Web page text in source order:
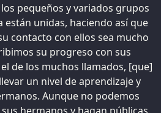
pequeños y variados grupos
unidas, haciendo así que
contacto con ellos sea mucho
su progreso con sus
de los muchos llamados, [que]
un nivel de aprendizaje y
Aunque no podemos